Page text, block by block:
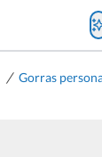
/ Gorras